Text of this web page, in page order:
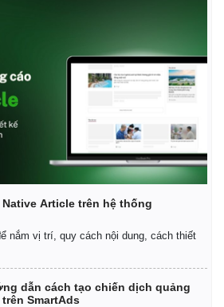
Vũ khí
Việt Nam
Phân tích
Article trên hệ thống
nắm vị trí, quy cách nội dung, cách thiết
dẫn cách tạo chiến dịch quảng
SmartAds